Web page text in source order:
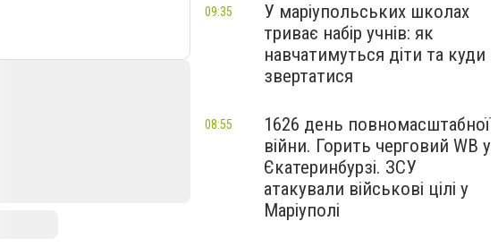
У маріупольських школах
триває набір учнів: як
навчатимуться діти та куди
звертатися
09:35
1626 день повномасштабної
війни. Горить черговий WB у
Єкатеринбурзі. ЗСУ
атакували військові цілі у
Маріуполі
08:55